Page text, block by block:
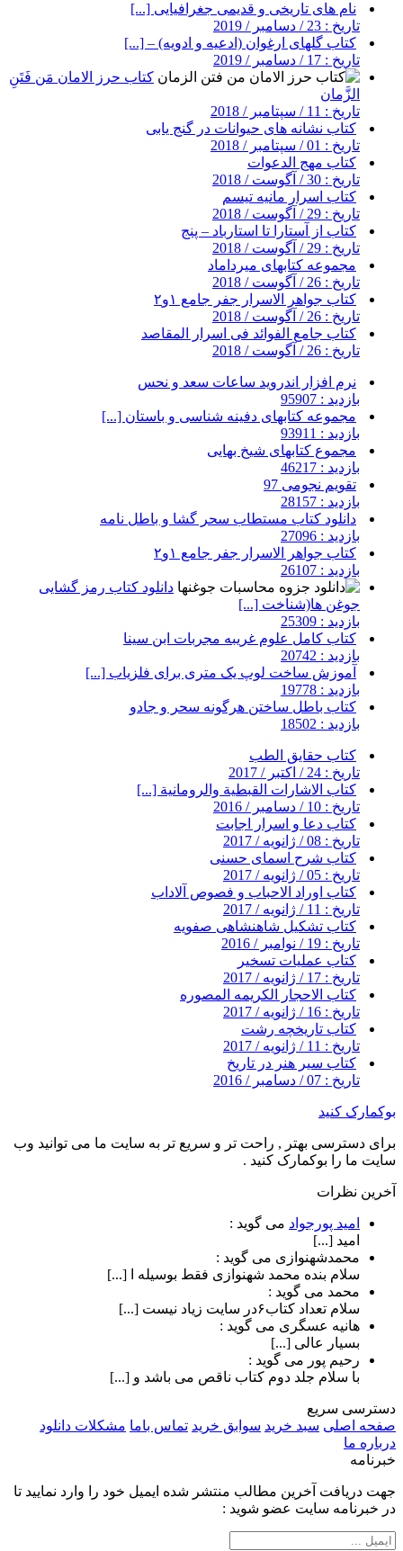
نام های تاریخی و قدیمی جغرافیایی [...]
تاریخ : 23 / دسامبر / 2019
کتاب گلهای ارغوان (ادعیه و ادویه) – [...]
تاریخ : 17 / دسامبر / 2019
کتاب حرز الامان مَن فَتَنِ
الزَّمان
تاریخ : 11 / سپتامبر / 2018
کتاب نشانه های حیوانات در گنج یابی
تاریخ : 01 / سپتامبر / 2018
کتاب مهج الدعوات
تاریخ : 30 / آگوست / 2018
کتاب اسرار مانیه تیسم
تاریخ : 29 / آگوست / 2018
کتاب از آستارا تا استارباد – پنج
تاریخ : 29 / آگوست / 2018
مجموعه کتابهای میرداماد
تاریخ : 26 / آگوست / 2018
کتاب جواهر الاسرار جفر جامع ۱و۲
تاریخ : 26 / آگوست / 2018
کتاب جامع الفوائد فی اسرار المقاصد
تاریخ : 26 / آگوست / 2018
نرم افزار اندروید ساعات سعد و نحس
بازدید : 95907
مجموعه کتابهای دفینه شناسی و باستان [...]
بازدید : 93911
مجموع کتابهای شیخ بهایی
بازدید : 46217
تقویم نجومی 97
بازدید : 28157
دانلود کتاب مستطاب سحر گشا و باطل نامه
بازدید : 27096
کتاب جواهر الاسرار جفر جامع ۱و۲
بازدید : 26107
دانلود کتاب رمز گشایی
جوغن ها(شناخت [...]
بازدید : 25309
کتاب کامل علوم غریبه مجربات ابن سینا
بازدید : 20742
آموزش ساخت لوپ یک متری برای فلزیاب [...]
بازدید : 19778
کتاب باطل ساختن هرگونه سحر و جادو
بازدید : 18502
کتاب حقایق الطب
تاریخ : 24 / اکتبر / 2017
کتاب الاشارات القبطية والرومانية [...]
تاریخ : 10 / دسامبر / 2016
کتاب دعا و اسرار اجابت
تاریخ : 08 / ژانویه / 2017
کتاب شرح اسمای حسنی
تاریخ : 05 / ژانویه / 2017
کتاب اوراد الاحباب و فصوص آلاداب
تاریخ : 11 / ژانویه / 2017
کتاب تشکیل شاهنشاهی صفویه
تاریخ : 19 / نوامبر / 2016
کتاب عملیات تسخیر
تاریخ : 17 / ژانویه / 2017
کتاب الاحجار الکریمه المصوره
تاریخ : 16 / ژانویه / 2017
کتاب تاریخچه رشت
تاریخ : 11 / ژانویه / 2017
کتاب سیر هنر در تاریخ
تاریخ : 07 / دسامبر / 2016
بوکمارک کنید
برای دسترسی بهتر , راحت تر و سریع تر به سایت ما می توانید وب
سایت ما را بوکمارک کنید .
آخرین نظرات
امید پورجواد می گوید :
امید [...]
محمدشهنوازی می گوید :
سلام بنده محمد شهنوازی فقط بوسیله ا [...]
محمد می گوید :
سلام تعداد کتاب۶در سایت زیاد نیست [...]
هانیه عسگری می گوید :
بسیار عالی [...]
رحیم پور می گوید :
با سلام جلد دوم کتاب ناقص می باشد و [...]
دسترسی سریع
صفحه اصلی سبد خرید سوابق خرید تماس باما مشکلات دانلود
درباره ما
خبرنامه
جهت دریافت آخرین مطالب منتشر شده ایمیل خود را وارد نمایید تا
در خبرنامه سایت عضو شوید :